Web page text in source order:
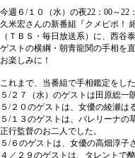
今週６/１０（水）の夜22：00～22
久米宏さんの新番組『クメピポ！
（ＴＢＳ・毎日放送系）に、西谷
ゲストの横綱・朝青龍関の手相を直
お楽しみに！
これまで、当番組で手相鑑定をし
５/２７（水）のゲストは田原総一
５/２０のゲストは、女優の綾瀬は
５/１３のゲストは、バレリーナ
正行監督のお二人でした。
５/６のゲストは、女優の高畑淳子
４／２９のゲストは、タレントで